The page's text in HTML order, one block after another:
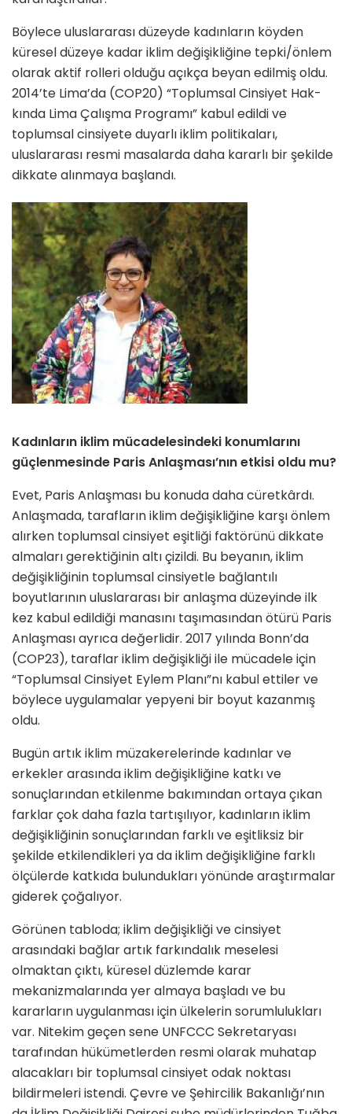
Böylece uluslararası düzeyde kadın­ların köyden
küresel düzeye kadar iklim değişikliğine tepki/önlem
ola­rak aktif rolleri olduğu açıkça be­yan edilmiş oldu.
2014’te Lima’da (COP20) “Toplumsal Cinsiyet Hak­
kında Lima Çalışma Programı” kabul edildi ve
toplumsal cinsiyete duyarlı iklim politikaları,
uluslarara­sı resmi masalarda daha kararlı bir şekilde
dikkate alınmaya başlandı.
Kadınların iklim mücadelesindeki konumlarını
güçlenmesinde Paris Anlaşması’nın etkisi oldu mu?
Evet, Paris Anlaşması bu konuda daha cüretkârdı.
Anlaşmada, taraf­ların iklim değişikliğine karşı önlem
alırken toplumsal cinsiyet eşitliği faktörünü dikkate
almaları gerekti­ğinin altı çizildi. Bu beyanın, iklim
değişikliğinin toplumsal cinsiyetle bağlantılı
boyutlarının uluslararası bir anlaşma düzeyinde ilk
kez kabul edildiği manasını taşımasından ötürü Paris
Anlaşması ayrıca değerlidir. 2017 yılında Bonn’da
(COP23), taraflar iklim değişikliği ile mücadele için
“Toplumsal Cinsiyet Eylem Planı”nı kabul ettiler ve
böylece uygulamalar yepyeni bir boyut kazanmış
oldu.
Bugün artık iklim müzakerelerinde kadınlar ve
erkekler arasında iklim değişikliğine katkı ve
sonuçlarından etkilenme bakımından ortaya çıkan
farklar çok daha fazla tartışılıyor, kadınların iklim
değişikliğinin sonuçlarından farklı ve eşitliksiz bir
şekilde etkilendikleri ya da iklim değişikliğine farklı
ölçülerde katkıda bulundukları yönünde araştırmalar
giderek çoğalıyor.
Görünen tabloda; iklim değişikliği ve cinsiyet
arasındaki bağlar artık farkındalık meselesi
olmaktan çıktı, küresel düzlemde karar
mekanizmalarında yer almaya başladı ve bu
kararların uygulanması için ülkelerin sorumlulukları
var. Nitekim geçen sene UNFCCC Sekretaryası
tarafından hükümetlerden resmi olarak muhatap
alacakları bir toplumsal cinsiyet odak noktası
bildirmeleri istendi. Çevre ve Şehircilik Bakanlığı’nın